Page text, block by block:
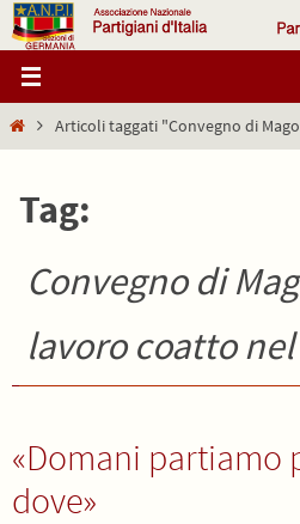
Salta
al
contenuto
HomeArticoli taggati "Convegno di
Tag:
Convegno di
lavoro coatto
«Domani partiamo
dove»